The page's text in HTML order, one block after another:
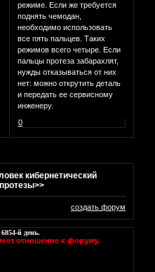
режиме. Если же требуется
поднять чемодан,
необходимо использовать
все пять пальцев. Таких
режимов всего четыре. Если
пальцы протеза забарахлят,
нужды отказываться от них
нет: можно открутить деталь
и передать ее сервисному
инженеру.
0
кибернетический
создать форум
6854-й день.
отношение к форуму.